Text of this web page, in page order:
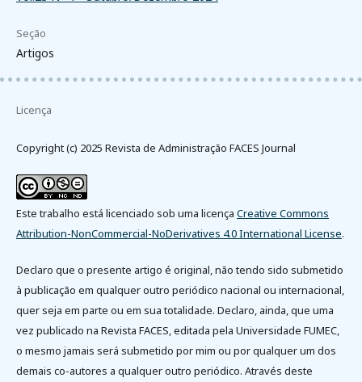
Seção
Artigos
Licença
Copyright (c) 2025 Revista de Administração FACES Journal
Este trabalho está licenciado sob uma licença Creative Commons
Attribution-NonCommercial-NoDerivatives 4.0 International License.
Declaro que o presente artigo é original, não tendo sido submetido
à publicação em qualquer outro periódico nacional ou internacional,
quer seja em parte ou em sua totalidade. Declaro, ainda, que uma
vez publicado na Revista FACES, editada pela Universidade FUMEC,
o mesmo jamais será submetido por mim ou por qualquer um dos
demais co-autores a qualquer outro periódico. Através deste